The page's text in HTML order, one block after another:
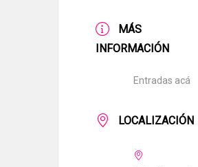
MÁS
INFORMACIÓN
Entradas acá
LOCALIZACIÓN